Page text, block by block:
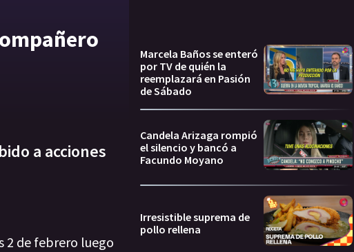
a acciones
2 de febrero luego
Marcela Baños se enteró
por TV de quién la
reemplazará en Pasión
de Sábado
Candela Arizaga rompió
el silencio y bancó a
Facundo Moyano
Irresistible suprema de
pollo rellena